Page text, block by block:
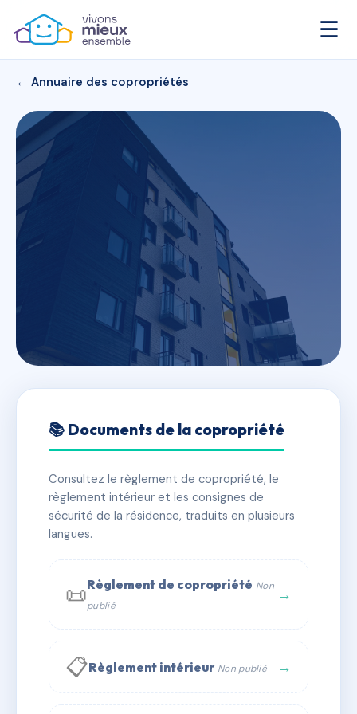
☰
← Annuaire des copropriétés
GALIOT DE GENOUILHAC
✓ Immatriculée 🏠 17 lots 🏗 1 bâtiment(s)
📞 Contacter Syndic Digital
📚 Documents de la copropriété
Consultez le règlement de copropriété, le
règlement intérieur et les consignes de
sécurité de la résidence, traduits en plusieurs
langues.
📜Règlement de copropriété Non
publié
→
📋Règlement intérieur Non publié →